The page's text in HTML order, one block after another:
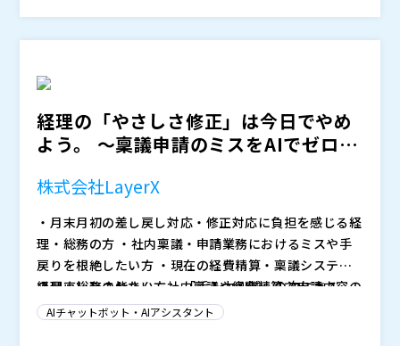
を踏まえた活用方法もまとめてご紹介します。
徴をまとめて知れる貴重な機会です。システム導入やリ
プレイスを検討中の方はぜひご参加ください。
アプローチ ・請求書処理・債権管理・経費精算・法人
AI自動化の機能一例 ・バクラク内で、AIを活用した最
新の自動化機能とその実際のデモ ・バクラクシリーズ
きるポイント
株式会社LayerX バクラク事業部
約10年間にわたり、ITプラットフォーム企業で累計600
5年よりLayerXに参画。現在はバックオフィスの方へ経
ラクシリーズを通じ、お客様の本質的な課題解決に伴走
している。
(水) 11:00-12:00 開催場所：オンライン配信（Zoom）
参加費： 無料
株式会社LayerX（）
株式会社オープンソース活用研究所（
経理の「やさしさ修正」は今日でやめ
よう。 ～稟議申請のミスをAIでゼロ
株式会社LayerX
・月末月初の差し戻し対応・修正対応に負担を感じる経
理・総務の方 ・社内稟議・申請業務におけるミスや手
戻りを根絶したい方 ・現在の経費精算・稟議システム
の見直しをされたい方 ・「手入力削減」の次にある、
本質的な業務改善を模索している方
経理・総務の皆さん、社内稟議や経費精算で申請内容の
「やさしさ修正」を当たり前にしていませんか？ 本来
AIチャットボット・AIアシスタント